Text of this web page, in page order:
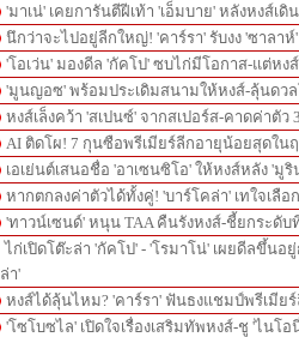
'มาเน่' เคยการันตีฝีเท้า 'เอ็มบาย' หลังหงส์เดิ
นึกว่าจะไปอยู่ลีกใหญ่! 'คาร์รา' รับงง 'ซาลา
'โอเว่น' มองดีล 'กัคโป' ซบไก่มีโอกาส-แต่ห
'มูนญอซ' พร้อมประเดิมสนามให้หงส์-ลุ้นดว
หงส์เล็งคว้า 'สเปนซ์' จากสเปอร์ส-คาดค่าตัว
AI ติดโผ! 7 กุนซือพรีเมียร์ลีกอายุน้อยสุดใน
เอเย่นต์เสนอชื่อ 'อาเซนซิโอ' ให้หงส์หลัง 'มู
หากตกลงค่าตัวได้ทั้งคู่! 'บาร์โคล่า' เทใจเลือ
'ทาวน์เซนด์' หนุน TAA คืนรังหงส์-ชี้ยกระดั
ไก่เปิดโต๊ะล่า 'กัคโป' - 'โรมาโน่' เผยดีลขึ้นอ
ล่า'
หงส์ได้ลุ้นไหม? 'คาร์รา' ฟันธงแชมป์พรีเมีย
'โซโบซไล' เปิดใจเรื่องเสริมทัพหงส์-ชู 'ไนโ